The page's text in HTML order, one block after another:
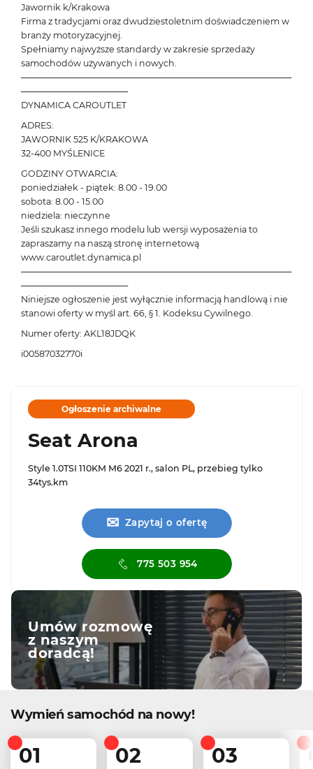
Jawornik k/Krakowa
Firma z tradycjami oraz dwudziestoletnim doświadczeniem w
branży motoryzacyjnej.
Spełniamy najwyższe standardy w zakresie sprzedaży
samochodów używanych i nowych.
───────────────────────────────────────────
─────────────────
DYNAMICA CAROUTLET
ADRES:
JAWORNIK 525 K/KRAKOWA
32-400 MYŚLENICE
GODZINY OTWARCIA:
poniedziałek - piątek: 8.00 - 19.00
sobota: 8.00 - 15.00
niedziela: nieczynne
Jeśli szukasz innego modelu lub wersji wyposażenia to
zapraszamy na naszą stronę internetową
www.caroutlet.dynamica.pl
───────────────────────────────────────────
─────────────────
Niniejsze ogłoszenie jest wyłącznie informacją handlową i nie
stanowi oferty w myśl art. 66, § 1. Kodeksu Cywilnego.
Numer oferty: AKL18JDQK
i00587032770i
Ogłoszenie archiwalne
Seat Arona
Style 1.0TSI 110KM M6 2021 r., salon PL, przebieg tylko
34tys.km
✉ Zapytaj o ofertę
775 503 954
Umów rozmowę
z naszym
doradcą!
Wymień samochód na nowy!
01 02 03